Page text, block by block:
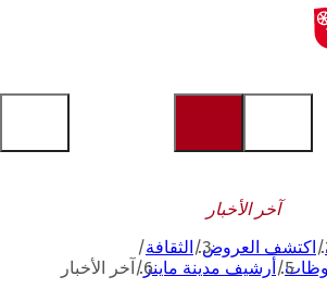
آخر الأخبار
اكتشف العروض الثقافة
أرشيف مدينة ماينز آخر الأخبار